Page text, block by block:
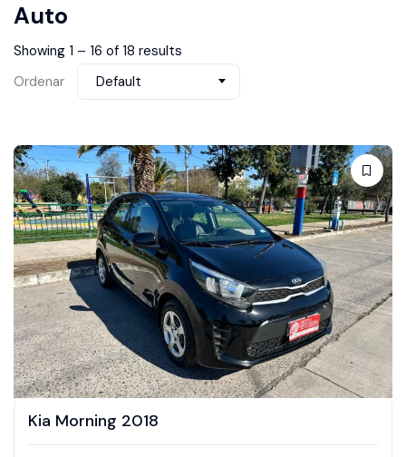
Auto
Showing 1 – 16 of 18 results
Ordenar
Default
Kia Morning 2018